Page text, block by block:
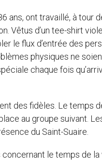
ans, ont travaillé, à tour
Vêtus d’un tee-shirt
le flux d’entrée des
physiques ne
chaque fois
des fidèles. Le temps
au groupe suivant.
du Saint-Suaire.
le temps de